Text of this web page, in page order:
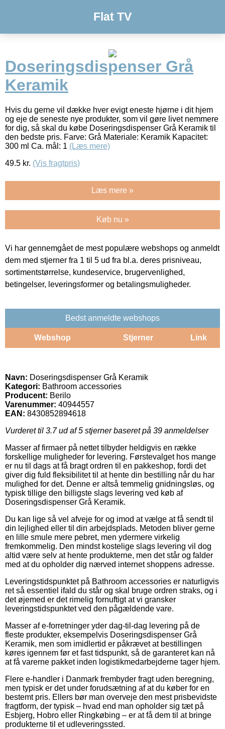
Flat TV
Doseringsdispenser Grå
Keramik
Hvis du gerne vil dække hver evigt eneste hjørne i dit hjem
og eje de seneste nye produkter, som vil gøre livet nemmere
for dig, så skal du købe Doseringsdispenser Grå Keramik til
den bedste pris. Farve: Grå Materiale: Keramik Kapacitet:
300 ml Ca. mål: 1 (Læs mere)
49.5 kr. (Vis fragtpris)
Læs mere »
Køb nu »
Vi har gennemgået de mest populære webshops og anmeldt
dem med stjerner fra 1 til 5 ud fra bl.a. deres prisniveau,
sortimentstørrelse, kundeservice, brugervenlighed,
betingelser, leveringsformer og betalingsmuligheder.
Bedst anmeldte webshops
Webshop Stjerner Link
Navn: Doseringsdispenser Grå Keramik
Kategori: Bathroom accessories
Producent: Berilo
Varenummer: 40944557
EAN: 8430852894618
Vurderet til 3.7ud af 5 stjerner baseret på 39 anmeldelser
Masser af firmaer på nettet tilbyder heldigvis en række
forskellige muligheder for levering. Førstevalget hos mange
er nu til dags at få bragt ordren til en pakkeshop, fordi det
giver dig fuld fleksibilitet til at hente din bestilling når du har
mulighed for det. Denne er altså temmelig gnidningsløs, og
typisk tillige den billigste slags levering ved køb af
Doseringsdispenser Grå Keramik.
Du kan lige så vel afveje for og imod at vælge at få sendt til
din lejlighed eller til din arbejdsplads. Metoden bliver gerne
en lille smule mere pebret, men ydermere virkelig
fremkommelig. Den mindst kostelige slags levering vil dog
altid være selv at hente produkterne, men det står og falder
med at du opholder dig nærved internet shoppens adresse.
Leveringstidspunktet på Bathroom accessories er naturligvis
ret så essentiel ifald du står og skal bruge ordren straks, og i
det øjemed er det rimelig fornuftigt at vi gransker
leveringstidspunktet ved den pågældende vare.
Masser af e-forretninger yder dag-til-dag levering på de
fleste produkter, eksempelvis Doseringsdispenser Grå
Keramik, men som imidlertid er påkrævet at bestillingen
køres igennem før et fast tidspunkt, så de garanteret kan nå
at få varerne pakket inden logistikmedarbejderne tager hjem.
Flere e-handler i Danmark frembyder fragt uden beregning,
men typisk er det under forudsætning af at du køber for en
bestemt pris. Ellers bør man overveje den mest prisbevidste
fragtform, der typisk – hvad end man opholder sig tæt på
Esbjerg, Hobro eller Ringkøbing – er at få dem til at bringe
produkterne til et udleveringssted.